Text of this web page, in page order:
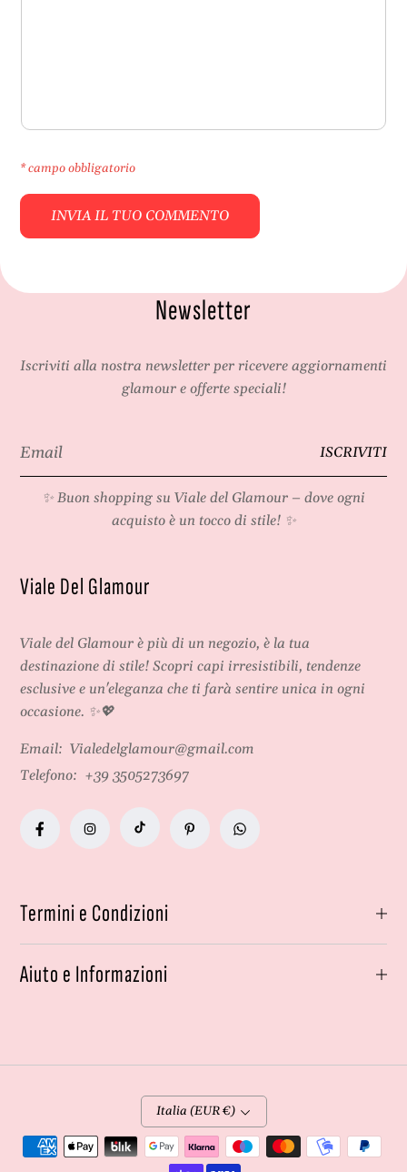
* campo obbligatorio
Newsletter
Iscriviti alla nostra newsletter per ricevere aggiornamenti
glamour e offerte speciali!
ISCRIVITI
✨ Buon shopping su Viale del Glamour – dove ogni
acquisto è un tocco di stile! ✨
Viale Del Glamour
Viale del Glamour è più di un negozio, è la tua
destinazione di stile! Scopri capi irresistibili, tendenze
esclusive e un'eleganza che ti farà sentire unica in ogni
occasione. ✨💖
Email: Vialedelglamour@gmail.com
Telefono: +39 3505273697
Termini e Condizioni
Aiuto e Informazioni
Italia (EUR €)
Metodi